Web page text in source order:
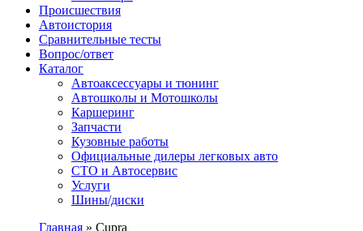
Происшествия
Автоистория
Сравнительные тесты
Вопрос/ответ
Каталог
Автоакcессуары и тюнинг
Автошколы и Мотошколы
Каршеринг
Запчасти
Кузовные работы
Официальные дилеры легковых авто
СТО и Автосервис
Услуги
Шины/диски
Главная » Cupra